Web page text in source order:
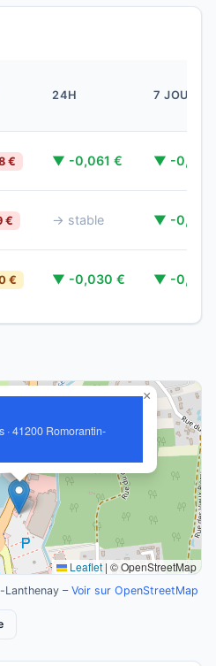
24H 7 JOURS
€ ▼ -0,061 € ▼ -0,081
€ → stable ▼ -0,070
€ ▼ -0,030 € ▼ -0,089
· 41200 Romorantin-
×
Leaflet | © OpenStreetMap
Lanthenay – Voir sur OpenStreetMap